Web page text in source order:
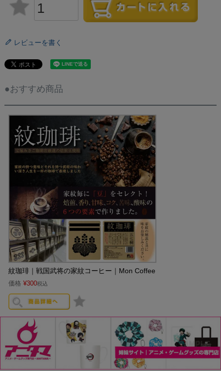
レビューを書く
●おすすめ商品
紋珈琲｜戦国武将の家紋コーヒー｜Mon Coffee
価格 ¥300税込